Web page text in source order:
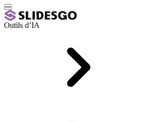
Outils d’IA